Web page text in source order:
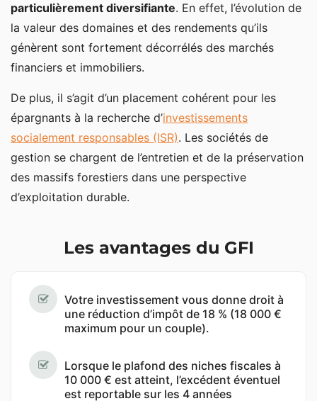
particulièrement diversifiante. En effet, l’évolution de
la valeur des domaines et des rendements qu’ils
génèrent sont fortement décorrélés des marchés
financiers et immobiliers.
De plus, il s’agit d’un placement cohérent pour les
épargnants à la recherche d’investissements
socialement responsables (ISR). Les sociétés de
gestion se chargent de l’entretien et de la préservation
des massifs forestiers dans une perspective
d’exploitation durable.
Les avantages du GFI
Votre investissement vous donne droit à
une réduction d’impôt de 18 % (18 000 €
maximum pour un couple).
Lorsque le plafond des niches fiscales à
10 000 € est atteint, l’excédent éventuel
est reportable sur les 4 années